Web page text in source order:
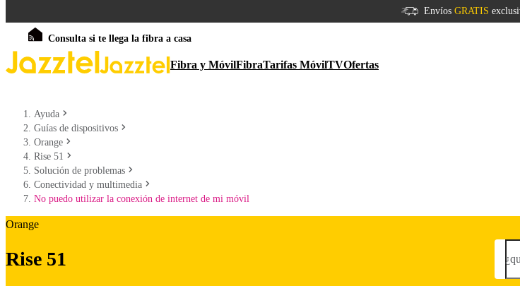
Envíos GRATIS
Consulta si te llega la fibra a casa
Fibra y MóvilFibraTarifas MóvilTVOfertas
Ayuda
Guías de dispositivos
Orange
Rise 51
Solución de problemas
Conectividad y multimedia
No puedo utilizar la conexión de internet de mi móvil
Orange
Rise 51